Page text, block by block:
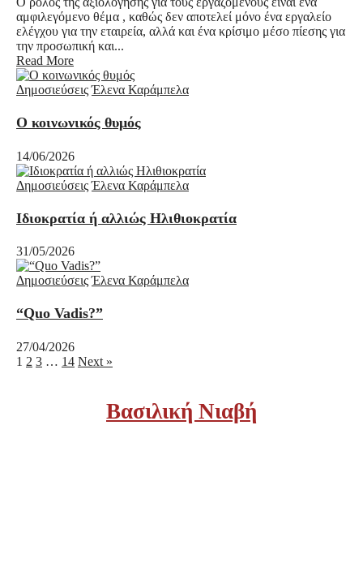
αμφιλεγόμενο θέμα , καθώς δεν αποτελεί μόνο ένα εργαλείο
ελέγχου για την εταιρεία, αλλά και ένα κρίσιμο μέσο πίεσης για
την προσωπική και...
Read More
Δημοσιεύσεις Έλενα Καράμπελα
Ο κοινωνικός θυμός
14/06/2026
Δημοσιεύσεις Έλενα Καράμπελα
Ιδιοκρατία ή αλλιώς Ηλιθιοκρατία
31/05/2026
Δημοσιεύσεις Έλενα Καράμπελα
“Quo Vadis?”
27/04/2026
1 2 3 … 14 Next »
Βασιλική Νιαβή